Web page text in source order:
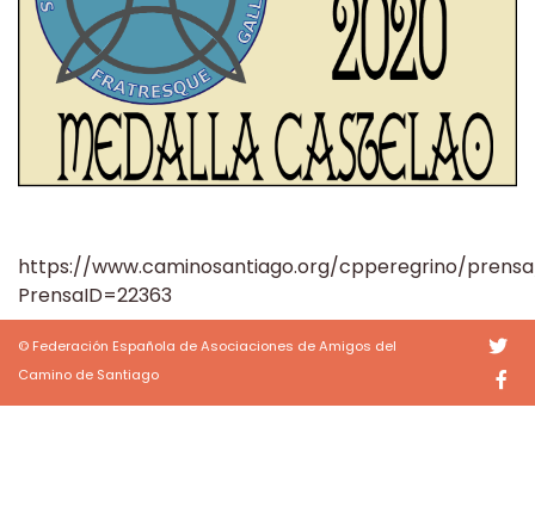
https://www.caminosantiago.org/cpperegrino/
PrensaID=22363
© Federación Española de Asociaciones de Amigos del
Camino de Santiago